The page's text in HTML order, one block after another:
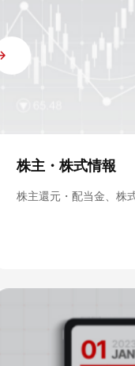
株主・株式情報
株主還元・配当金、株